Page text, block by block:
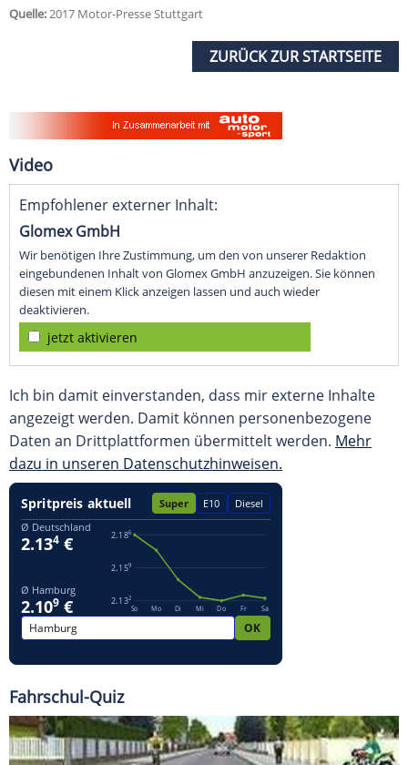
Quelle:2017 Motor-Presse Stuttgart
ZURÜCK ZUR STARTSEITE
Video
Empfohlener externer Inhalt:
Glomex GmbH
Wir benötigen Ihre Zustimmung, um den von unserer Redaktion
eingebundenen Inhalt von Glomex GmbH anzuzeigen. Sie können
diesen mit einem Klick anzeigen lassen und auch wieder
deaktivieren.
jetzt aktivieren
Ich bin damit einverstanden, dass mir externe Inhalte
angezeigt werden. Damit können personenbezogene
Daten an Drittplattformen übermittelt werden. Mehr
dazu in unseren Datenschutzhinweisen.
Fahrschul-Quiz